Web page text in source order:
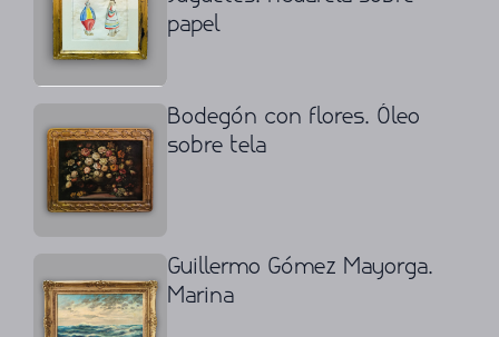
papel
Bodegón con flores. Óleo
sobre tela
Guillermo Gómez Mayorga.
Marina